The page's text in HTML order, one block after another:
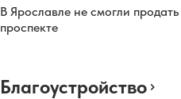
В Ярославле не смогли
проспекте
Благоустройство